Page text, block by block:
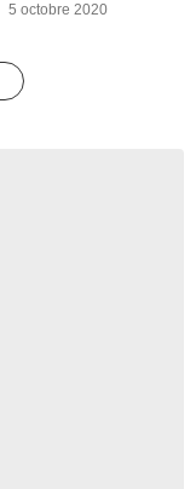
5 octobre 2020